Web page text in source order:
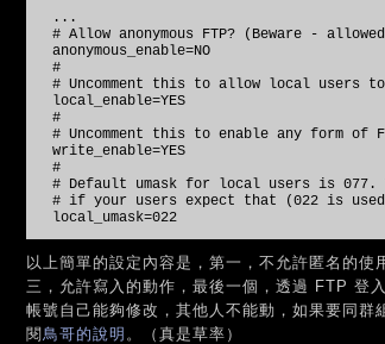
...
# Allow anonymous FTP? (Beware -
anonymous_enable=NO
#
# Uncomment this to allow local users
local_enable=YES
#
# Uncomment this to enable any form of
write_enable=YES
#
# Default umask for local users is 077.
# if your users expect that (022 is
local_umask=022
以上簡單的設定內容是，第一，不允許匿名的
三，允許寫入的動作，最後一個，透過 FTP 登
帳號自己能夠修改，其他人不能動，如果要同
閱鳥哥的說明 。（真是草率）